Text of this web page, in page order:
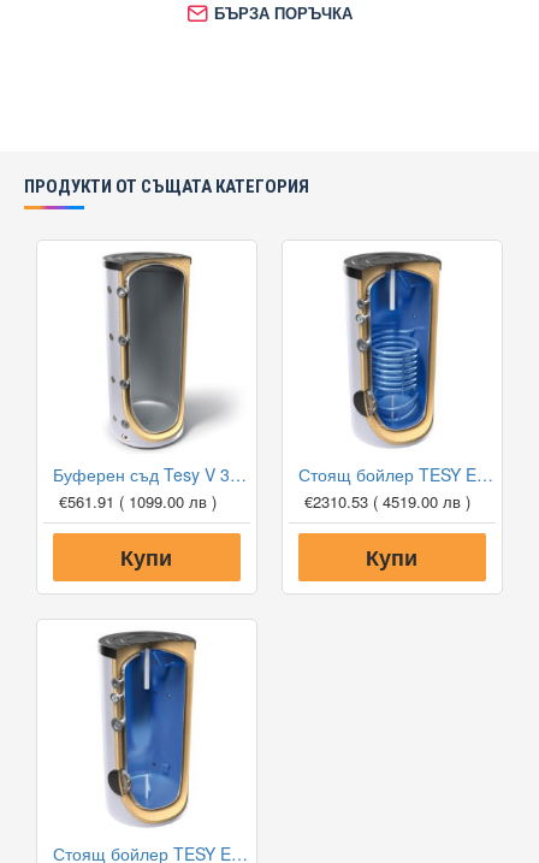
БЪРЗА ПОРЪЧКА
ПРОДУКТИ ОТ СЪЩАТА КАТЕГОРИЯ
Буферен съд Tesy V 300 65 F41 P4 за отоплителни инсталации
€561.91 ( 1099.00 лв )
Купи
Стоящ бойлер TESY EV 13 S 1000 101 DN18 със серпентина
€2310.53 ( 4519.00 лв )
Купи
Стоящ бойлер TESY EV 2000 130 B DN18